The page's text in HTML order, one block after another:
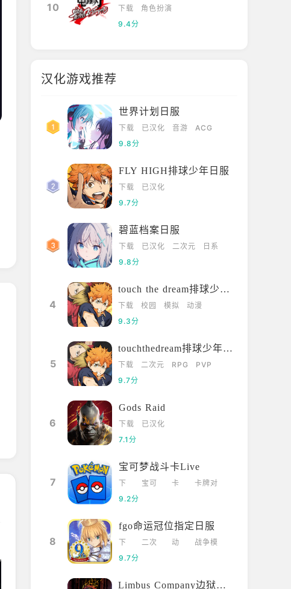
10 下载
角色扮演
9.4分
汉化游戏推荐
世界计划日服
下载 已汉化 音游
ACG
9.8分
FLY HIGH排球少年日服
下载
已汉化
9.7分
碧蓝档案日服
下载 已汉化 二次元
日系
9.8分
4
touch the dream排球少年韩服
下载 校园 模拟
动漫
9.3分
5
touchthedream排球少年日服
下载 二次元 RPG
PVP
9.7分
6
Gods Raid
下载
已汉化
7.1分
7
宝可梦战斗卡Live
下
载
宝可
卡
卡牌对
9.2分
8
fgo命运冠位指定日服
下
载
二次
动
战争模
9.7分
Limbus Company边狱巴士